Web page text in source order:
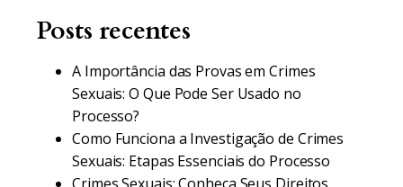
Posts recentes
A Importância das Provas em Crimes
Sexuais: O Que Pode Ser Usado no
Processo?
Como Funciona a Investigação de Crimes
Sexuais: Etapas Essenciais do Processo